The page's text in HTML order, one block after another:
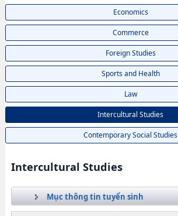
Economics
Commerce
Foreign Studies
Sports and Health
Law
Intercultural Studies
Contemporary Social Studies
Intercultural Studies
Mục thông tin tuyển sinh